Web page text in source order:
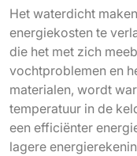
Het waterdicht
energiekosten te
die het met zich
vochtproblemen en
materialen, wordt
temperatuur in de
een efficiënter
lagere